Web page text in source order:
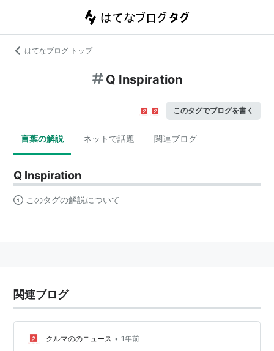
はてなブログ トップ
Q Inspiration
このタグでブログを書く
言葉の解説 ネットで話題 関連ブログ
Q Inspiration
このタグの解説について
関連ブログ
クルマののニュース • 1年前